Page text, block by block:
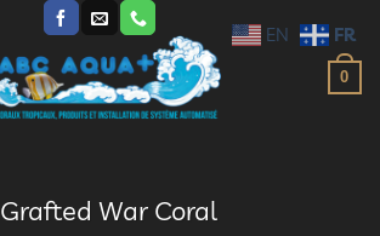
0
Grafted War Coral
EN FR